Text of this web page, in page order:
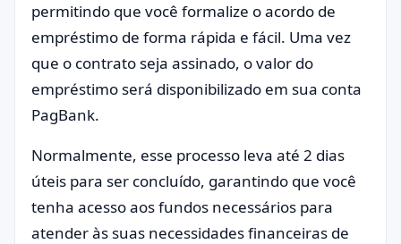
permitindo que você formalize o acordo de
empréstimo de forma rápida e fácil. Uma vez
que o contrato seja assinado, o valor do
empréstimo será disponibilizado em sua conta
PagBank.
Normalmente, esse processo leva até 2 dias
úteis para ser concluído, garantindo que você
tenha acesso aos fundos necessários para
atender às suas necessidades financeiras de